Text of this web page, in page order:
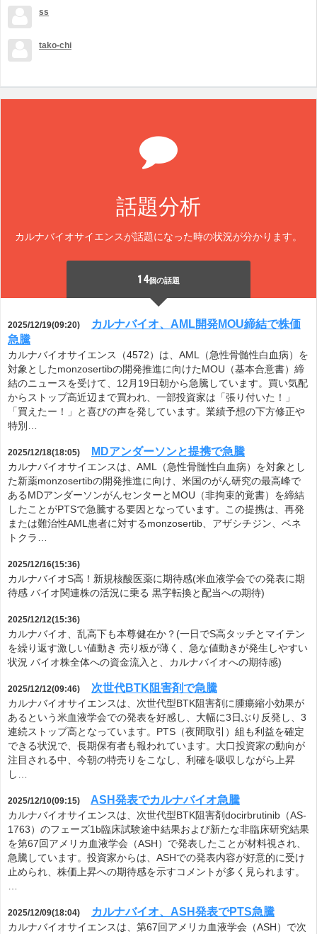
ss
tako-chi
話題分析
カルナバイオサイエンスが話題になった時の状況が分かります。
14個の話題
2025/12/19(09:20)
カルナバイオ、AML開発MOU締結で株価
急騰
カルナバイオサイエンス（4572）は、AML（急性骨髄性白血病）を
対象としたmonzosertibの開発推進に向けたMOU（基本合意書）締
結のニュースを受けて、12月19日朝から急騰しています。買い気配
からストップ高近辺まで買われ、一部投資家は「張り付いた！」
「買えたー！」と喜びの声を発しています。業績予想の下方修正や
特別…
2025/12/18(18:05) MDアンダーソンと提携で急騰
カルナバイオサイエンスは、AML（急性骨髄性白血病）を対象とし
た新薬monzosertibの開発推進に向け、米国のがん研究の最高峰で
あるMDアンダーソンがんセンターとMOU（非拘束的覚書）を締結
したことがPTSで急騰する要因となっています。この提携は、再発
または難治性AML患者に対するmonzosertib、アザシチジン、ベネ
トクラ…
2025/12/16(15:36)
カルナバイオS高！新規核酸医薬に期待感(米血液学会での発表に期
待感 バイオ関連株の活況に乗る 黒字転換と配当への期待)
2025/12/12(15:36)
カルナバイオ、乱高下も本尊健在か？(一日でS高タッチとマイテン
を繰り返す激しい値動き 売り板が薄く、急な値動きが発生しやすい
状況 バイオ株全体への資金流入と、カルナバイオへの期待感)
2025/12/12(09:46) 次世代BTK阻害剤で急騰
カルナバイオサイエンスは、次世代型BTK阻害剤に腫瘍縮小効果が
あるという米血液学会での発表を好感し、大幅に3日ぶり反発し、3
連続ストップ高となっています。PTS（夜間取引）組も利益を確定
できる状況で、長期保有者も報われています。大口投資家の動向が
注目される中、今朝の特売りをこなし、利確を吸収しながら上昇
し…
2025/12/10(09:15) ASH発表でカルナバイオ急騰
カルナバイオサイエンスは、次世代型BTK阻害剤docirbrutinib（AS-
1763）のフェーズ1b臨床試験途中結果および新たな非臨床研究結果
を第67回アメリカ血液学会（ASH）で発表したことが材料視され、
急騰しています。投資家からは、ASHでの発表内容が好意的に受け
止められ、株価上昇への期待感を示すコメントが多く見られます。
…
2025/12/09(18:04) カルナバイオ、ASH発表でPTS急騰
カルナバイオサイエンスは、第67回アメリカ血液学会（ASH）で次